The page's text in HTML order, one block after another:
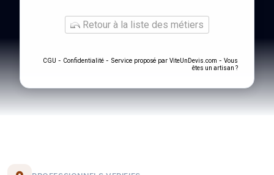
Retour à la liste des métiers
CGU - Confidentialité - Service proposé par ViteUnDevis.com - Vous
êtes un artisan ?